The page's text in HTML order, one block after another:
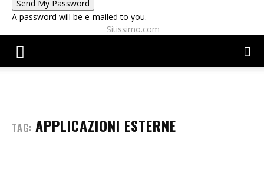
A password will be e-mailed to you.
Sitissimo.com
TAG: APPLICAZIONI ESTERNE